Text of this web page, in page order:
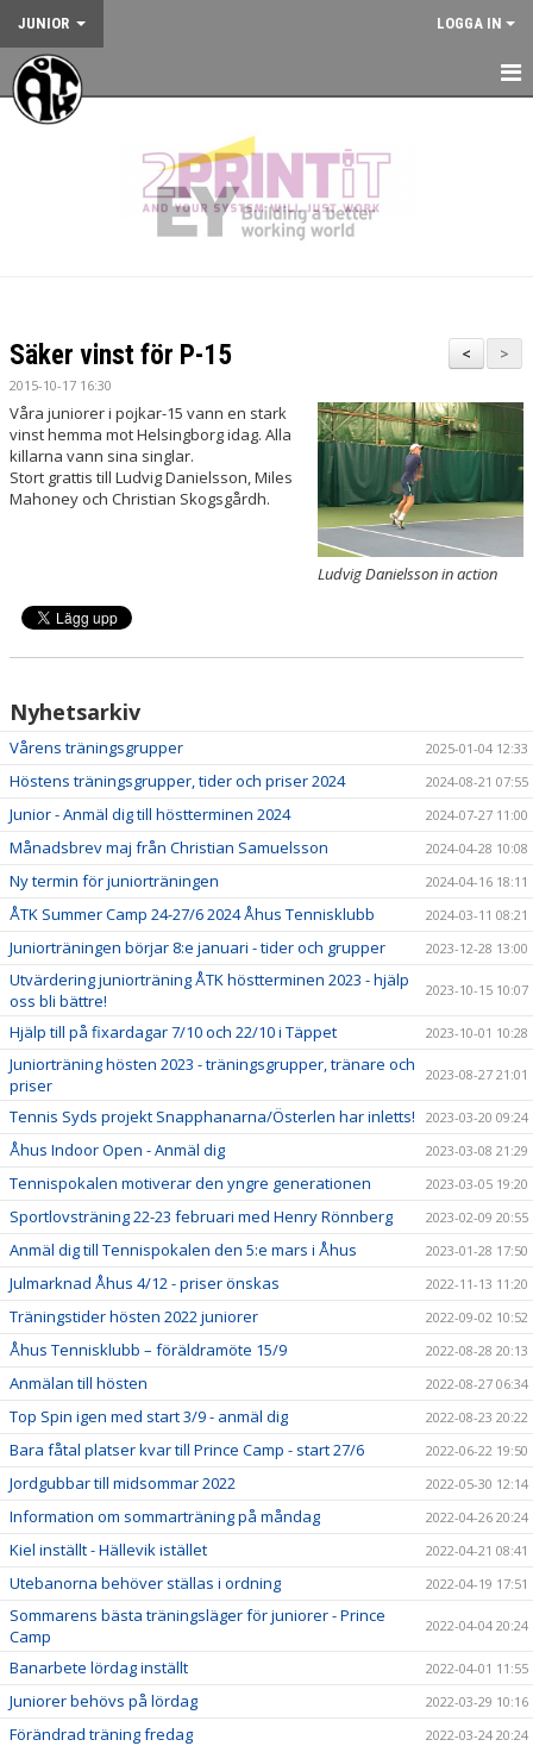
JUNIOR LOGGA IN
HEM
VÅRA TÄVLINGAR
KONTAKT
>
<
Säker vinst för P-15
2015-10-17 16:30
Ludvig Danielsson in action
Våra juniorer i pojkar-15 vann en stark
vinst hemma mot Helsingborg idag. Alla
killarna vann sina singlar.
Stort grattis till Ludvig Danielsson, Miles
Mahoney och Christian Skogsgårdh.
Nyhetsarkiv
Vårens träningsgrupper 2025-01-04 12:33
Höstens träningsgrupper, tider och priser 2024 2024-08-21 07:55
Junior - Anmäl dig till höstterminen 2024 2024-07-27 11:00
Månadsbrev maj från Christian Samuelsson 2024-04-28 10:08
Ny termin för juniorträningen 2024-04-16 18:11
ÅTK Summer Camp 24-27/6 2024 Åhus Tennisklubb 2024-03-11 08:21
Juniorträningen börjar 8:e januari - tider och grupper 2023-12-28 13:00
Utvärdering juniorträning ÅTK höstterminen 2023 - hjälp
oss bli bättre!
2023-10-15 10:07
Hjälp till på fixardagar 7/10 och 22/10 i Täppet 2023-10-01 10:28
Juniorträning hösten 2023 - träningsgrupper, tränare och
priser
2023-08-27 21:01
Tennis Syds projekt Snapphanarna/Österlen har inletts! 2023-03-20 09:24
Åhus Indoor Open - Anmäl dig 2023-03-08 21:29
Tennispokalen motiverar den yngre generationen 2023-03-05 19:20
Sportlovsträning 22-23 februari med Henry Rönnberg 2023-02-09 20:55
Anmäl dig till Tennispokalen den 5:e mars i Åhus 2023-01-28 17:50
Julmarknad Åhus 4/12 - priser önskas 2022-11-13 11:20
Träningstider hösten 2022 juniorer 2022-09-02 10:52
Åhus Tennisklubb – föräldramöte 15/9 2022-08-28 20:13
Anmälan till hösten 2022-08-27 06:34
Top Spin igen med start 3/9 - anmäl dig 2022-08-23 20:22
Bara fåtal platser kvar till Prince Camp - start 27/6 2022-06-22 19:50
Jordgubbar till midsommar 2022 2022-05-30 12:14
Information om sommarträning på måndag 2022-04-26 20:24
Kiel inställt - Hällevik istället 2022-04-21 08:41
Utebanorna behöver ställas i ordning 2022-04-19 17:51
Sommarens bästa träningsläger för juniorer - Prince
Camp
2022-04-04 20:24
Banarbete lördag inställt 2022-04-01 11:55
Juniorer behövs på lördag 2022-03-29 10:16
Förändrad träning fredag 2022-03-24 20:24